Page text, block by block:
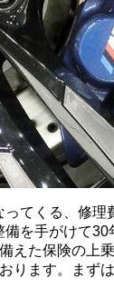
てくる、修理
備を手がけて30
えた保険の上
ります。まず